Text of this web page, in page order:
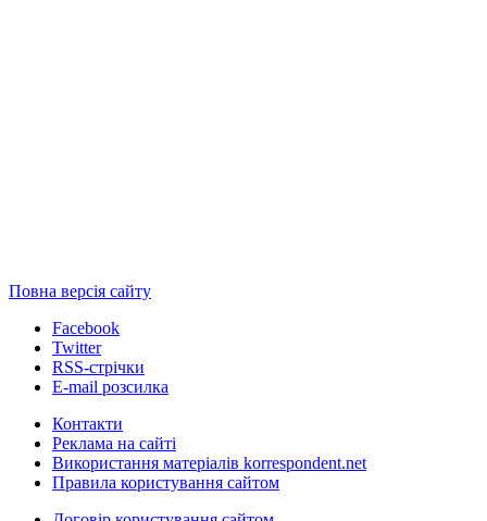
Повна версія сайту
Facebook
Twitter
RSS-стрічки
E-mail розсилка
Контакти
Реклама на сайті
Використання матеріалів korrespondent.net
Правила користування сайтом